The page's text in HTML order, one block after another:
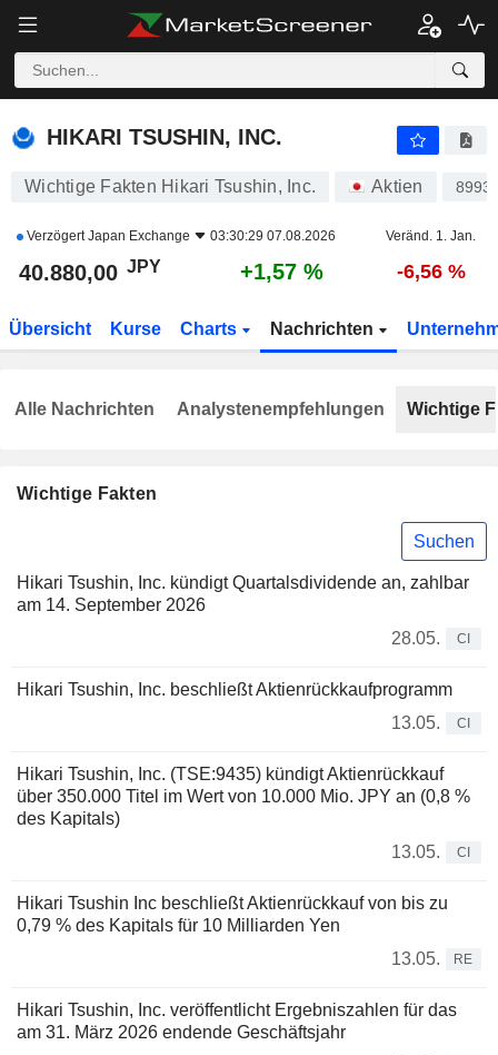
HIKARI TSUSHIN, INC.
HIKARI TSUSHIN, INC.
Wichtige Fakten Hikari Tsushin, Inc. Aktien
VerzögertJapan Exchange 03:30:29 07.08.2026 Veränd. 1. Jan.
40.880,00 JPY +1,57 % -6,56 %
Übersicht Kurse Charts Nachrichten
Wichtige Fakten
Suchen
Hikari Tsushin, Inc. kündigt Quartalsdividende an, zahlbar
am 14. September 2026
28.05.
CI
Hikari Tsushin, Inc. beschließt Aktienrückkaufprogramm
13.05.
CI
Hikari Tsushin, Inc. (TSE:9435) kündigt Aktienrückkauf
über 350.000 Titel im Wert von 10.000 Mio. JPY an (0,8 %
des Kapitals)
13.05.
CI
Hikari Tsushin Inc beschließt Aktienrückkauf von bis zu
0,79 % des Kapitals für 10 Milliarden Yen
13.05.
RE
Hikari Tsushin, Inc. veröffentlicht Ergebniszahlen für das
am 31. März 2026 endende Geschäftsjahr
Alle Nachrichten Analystenempfehlungen Wichtige